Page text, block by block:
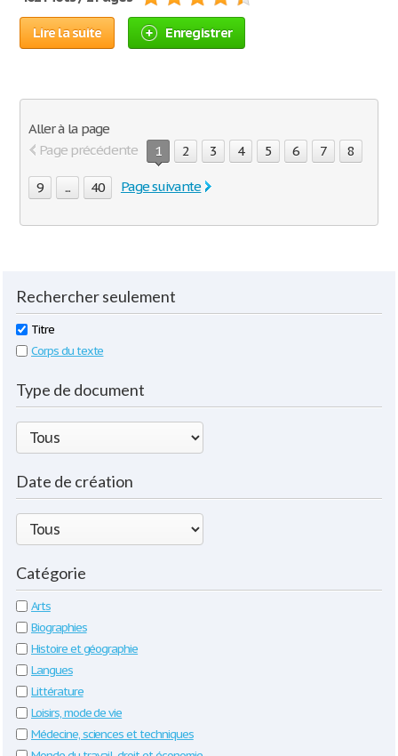
Lire la suite Enregistrer
Aller à la page
Page précédente
1 2 3 4 5 6 7 8
9 ... 40 Page suivante
Rechercher seulement
Titre
Corps du texte
Type de document
Date de création
Catégorie
Arts
Biographies
Histoire et géographie
Langues
Littérature
Loisirs, mode de vie
Médecine, sciences et techniques